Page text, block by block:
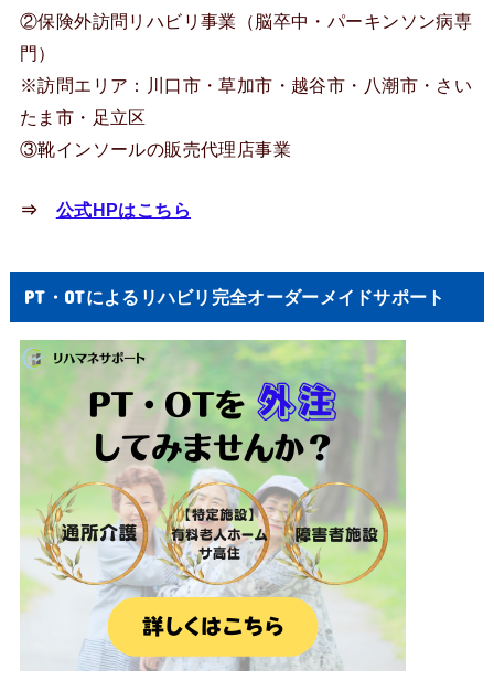
②保険外訪問リハビリ事業（脳卒中・パーキンソン病専
門）
※訪問エリア：川口市・草加市・越谷市・八潮市・さい
たま市・足立区
③靴インソールの販売代理店事業
⇒ 公式HPはこちら
PT・OTによるリハビリ完全オーダーメイドサポート